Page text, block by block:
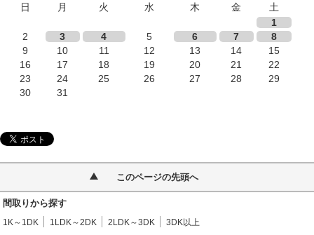
日
月 火 水 木 金
土
1
2
3 4 5 6 7
8
9
10 11 12 13 14
15
16
17 18 19 20 21
22
23
24 25 26 27 28
29
30
31
このページの先頭へ
間取りから探す
1K～1DK 1LDK～2DK 2LDK～3DK 3DK以上